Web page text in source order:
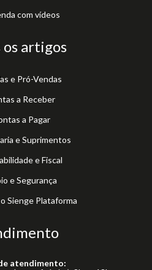
com vídeos
os artigos
e Pró-Vendas
a Receber
a Pagar
e Suprimentos
e Fiscal
e Segurança
Sienge Plataforma
atendimento: